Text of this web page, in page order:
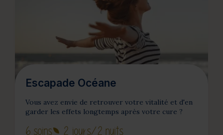
Escapade Océane
Vous avez envie de retrouver votre vitalité et d'en
garder les effets longtemps après votre cure ?
6 soins 2 jours/2 nuits